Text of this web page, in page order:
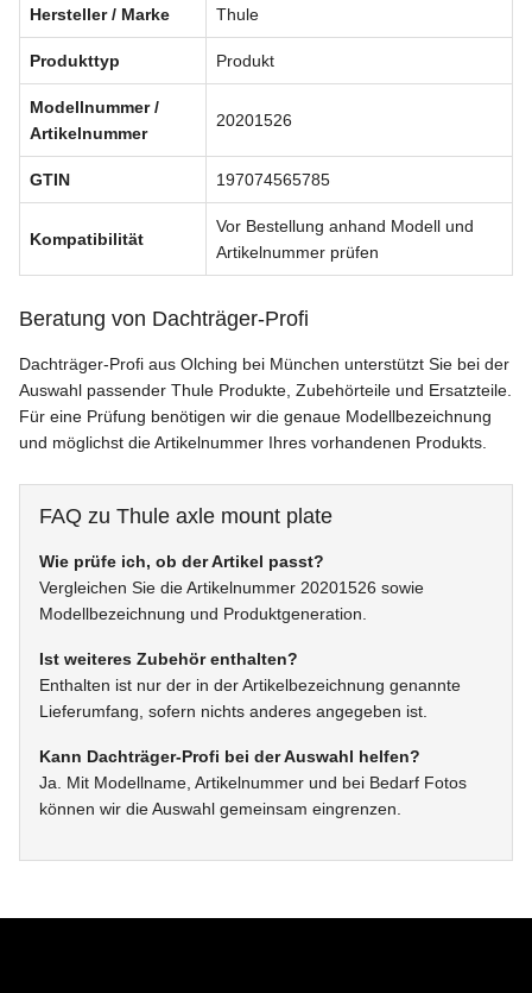
Hersteller / Marke Thule
Produkttyp Produkt
Modellnummer /
Artikelnummer
20201526
GTIN 197074565785
Kompatibilität
Vor Bestellung anhand Modell und
Artikelnummer prüfen
Beratung von Dachträger-Profi
Dachträger-Profi aus Olching bei München unterstützt Sie bei der
Auswahl passender Thule Produkte, Zubehörteile und Ersatzteile.
Für eine Prüfung benötigen wir die genaue Modellbezeichnung
und möglichst die Artikelnummer Ihres vorhandenen Produkts.
FAQ zu Thule axle mount plate
Wie prüfe ich, ob der Artikel passt?
Vergleichen Sie die Artikelnummer 20201526 sowie
Modellbezeichnung und Produktgeneration.
Ist weiteres Zubehör enthalten?
Enthalten ist nur der in der Artikelbezeichnung genannte
Lieferumfang, sofern nichts anderes angegeben ist.
Kann Dachträger-Profi bei der Auswahl helfen?
Ja. Mit Modellname, Artikelnummer und bei Bedarf Fotos
können wir die Auswahl gemeinsam eingrenzen.